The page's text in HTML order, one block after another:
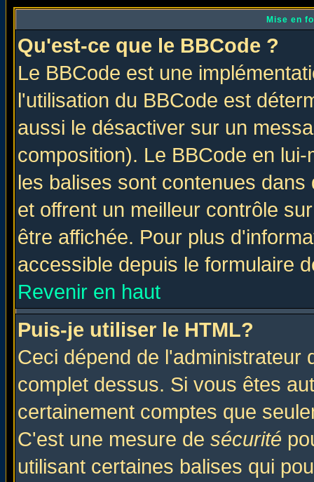
Mise en
Qu'est-ce que le BBCode ?
Le BBCode est une
l'utilisation du BBCode est
aussi le désactiver sur un
composition). Le BBCode en
les balises sont contenues
et offrent un meilleur contrôle
être affichée. Pour plus
accessible depuis le formulaire
Revenir en haut
Puis-je utiliser le HTML?
Ceci dépend de l'administrateur
complet dessus. Si vous êtes
certainement comptes que
C'est une mesure de sécurité
utilisant certaines balises qui